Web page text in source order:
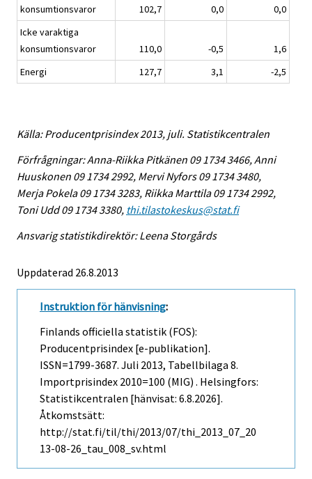
konsumtionsvaror
102,7 0,0
0,0
Icke varaktiga
konsumtionsvaror
110,0 -0,5
1,6
Energi
127,7 3,1 -2,5
Källa: Producentprisindex 2013, juli. Statistikcentralen
Förfrågningar: Anna-Riikka Pitkänen 09 1734 3466, Anni
Huuskonen 09 1734 2992, Mervi Nyfors 09 1734 3480,
Merja Pokela 09 1734 3283, Riikka Marttila 09 1734 2992,
Toni Udd 09 1734 3380, thi.tilastokeskus@stat.fi
Ansvarig statistikdirektör: Leena Storgårds
Uppdaterad 26.8.2013
Instruktion för hänvisning:
Finlands officiella statistik (FOS):
Producentprisindex [e-publikation].
ISSN=1799-3687. Juli 2013, Tabellbilaga 8.
Importprisindex 2010=100 (MIG) . Helsingfors:
Statistikcentralen [hänvisat: 6.8.2026].
Åtkomstsätt:
http://stat.fi/til/thi/2013/07/thi_2013_07_20
13-08-26_tau_008_sv.html